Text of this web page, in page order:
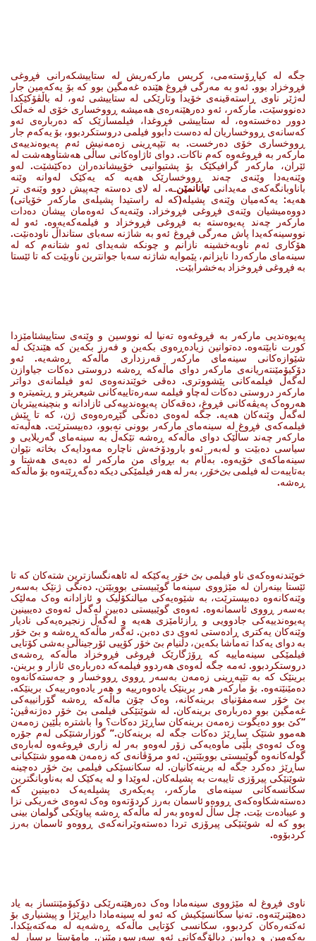
جگە لە کیاڕۆستەمی، کریس مارکەریش لە ستاییشکەرانی فڕوغی
فڕوخزاد بوو. ئەو بە مەرگی فڕوغ هێندە غەمگین بوو کە بۆ یەکەمین جار
لەژێر ناوی ڕاستەقینەی خۆیدا وتارێكی لە ستاییشی ئەو، لە باڵڤۆکێکدا
دەنووسێت. مارکەر، ئەو دەرهێنەرەی هەمیشە ڕووخساری خۆی لە خەڵک
دوور دەخستەوە، لە ستاییشی فڕوغدا، فیلمسازێک کە دەربارەی ئەو
کەسانەی ڕووخساریان لە دەست دابوو فیلمی دروستکردبوو، بۆ یەکەم جار
ڕووخساری خۆی دەرخست. بە تێپەڕینی زەمەنیش ئەم پەیوەندییەی
مارکەر بە فڕوغەوە کەم ناکات. دوای ئاژاوەکانی ساڵی هەشتاوهەشت لە
ئێران، مارکەر گرافیکێک بۆ پشتیوانیی خۆپیشاندەران دەکێشێت. لەو
وێنەیەدا وێنەی چەند ڕووخسارێک هەیە کە یەکێک لەوانە وێنە
باناوبانگەکەی مەیدانی تیانانمێن‌ـە. لە لای دەستە چەپیش دوو وێنەی تر
هەیە: یەکەمیان وێنەی پشیلە(کە لە راستیدا پشیلەی مارکەر خۆیاتی)
دووەمیشیان وێنەی فڕوغی فڕوخزاد. وێنەیەک ئەوەمان پیشان دەدات
مارکەر چەند پەیوەستە بە فڕوغی فڕوخزاد و فیلمەکەیەوە. ئەو لە
نووسینەکەیدا پاش مەرگی فڕوغ ئەو بە شاژنە سەبای ستانداڵ ناودەنێت.
هۆکاری ئەم ناوبەخشینە نازانم و چونکە شەیدای ئەو شتانەم کە لە
سینەمای مارکەردا نایزانم، پێموایە شاژنە سەبا جوانترین ناوبێت کە تا ئێستا
بە فڕوغی فڕوخزاد بەخشرابێت.
پەیوەندیی مارکەر بە فڕوغەوە تەنیا لە نووسین و وێنەی ستاییشئامێزدا
کورت نابێتەوە. دەتوانین زیادەڕەوی بکەین و فەرز بکەین کە هێندێک لە
شێوازەکانی سینەمای مارکەر قەرزداری ماڵەکە ڕەشەیە. ئەو
دۆکیۆمێنتەریانەی مارکەر دوای ماڵەکە ڕەشە دروستی دەکات جیاوازن
لەگەڵ فیلمەکانی پێشووتری. دەقی خوێندنەوەی ئەو فیلمانەی دواتر
مارکەر دروستی دەکات لەچاو فیلمە سەرەتاییەکانی شیعریتر و ڕیتمیترە و
هەروەک پەیڤەکانی فڕوغ، دەقەکان پەیوەندییەکی ئازادانە و بنچینەییتریان
لەگەڵ وێنەکان هەیە. جگە لەوەی دەنگی گێڕەرەوەی ژن، کە تا پێش
فیلمەکەی فڕوغ لە سینەمای مارکەر بوونی نەبوو، دەبیسترێت. هەڵبەتە
مارکەر چەند ساڵێک دوای ماڵەکە ڕەشە تێکەڵ بە سینەمای گەریلایی و
سیاسی دەبێت و لەبەر ئەو بارودۆخەش ناچارە مەودایەک بخاتە نێوان
سینەماکەی خۆیەوە. بەڵام بە بڕوای من مارکەر لە دەیەی هەشتا و
بەتایبەت لە فیلمی بێ‌خۆر ، بەر لە هەر فیلمێکی دیکە دەگەڕێتەوە بۆ ماڵەکە
ڕەشە.
خوێندنەوەکەی ناو فیلمیبێ خۆر یەکێکە لە ئاهەنگسازترین شتەکان کە تا
ئێستا بینەران لە مێژووی سینەما گوێبیستی بووبێتن. دەنگی ژنێک بەسەر
وێنەکانەوە دەبیسترێت، بە شێوەیەکی میالنکۆڵیک و ئازادانە وەک مەلێک
بەسەر ڕووی ئاسمانەوە. ئەوەی گوێبیستی دەبین لەگەڵ ئەوەی دەیبینین
پەیوەندییەکی جادوویی و ڕازئامێزی هەیە و لەگەڵ زنجیرەیەکی نادیار
وێنەکان یەکتری ڕادەستی ئەوی دی دەبن. ئەگەر ماڵەکە ڕەشە و بێ خۆر
بە دوای یەکدا تەماشا بکەین، دڵنیام بێ خۆر کۆپیی ئۆرجیناڵی بەشی کۆتایی
فیلمێکی سینەماییە کە ڕۆژگارێک فڕوغی فڕوخزاد ماڵەکە ڕەشەی
دروستکردبوو. ئەمە جگە لەوەی هەردوو فیلمەکە دەربارەی ئازار و برینن.
برینێک کە بە تێپەڕینی زەمەن بەسەر ڕووی ڕووخسار و جەستەکانەوە
دەمێنێتەوە. بۆ مارکەر هەر برینێک یادەوەرییە و هەر یادەوەرییەک برینێکە.
بێ خۆر سەمفۆنیای برینەکانە، وەک چۆن ماڵەکە ڕەشە گۆرانییەکی
غەمگین بوو دەربارەی برینەکان. لە شوێنێکی فیلمی بێ خۆر دەژنەڤین:
“کێ بوو دەیگوت زەمەن برینەکان ساڕێژ دەکات؟ وا باشترە بڵێین زەمەن
هەموو شتێک ساڕێژ دەکات جگە لە برینەکان.” گوزارشتێکی لەم جۆرە
وەک ئەوەی بڵێی ماوەیەکی زۆر لەوەو بەر لە زاری فڕوغەوە لەبارەی
گولەکانەوە گوێبیستی بووبێتین. ئەو مرۆڤانەی کە زەمەن هەموو شتێکیانی
ساڕێژ دەکرد جگە لە برینەکانیان. لە سکانسێکی فیلمی بێ خۆر دەچینە
شوێنێکی پیرۆزی تایبەت بە پشیلەکان. لەوێدا و لە یەکێک لە بەناوبانگترین
سکانسەکانی سینەمای مارکەر، پەیکەری پشیلەیەک دەبینین کە
دەستەشکاوەکەی ڕووەو ئاسمان بەرز کردۆتەوە وەک ئەوەی خەریکی نزا
و عیبادەت بێت. چل ساڵ لەوەو بەر لە ماڵەکە ڕەشە پیاوێکی گولمان بینی
بوو کە لە شوێنێکی پیرۆزی تردا دەستەوێرانەکەی ڕووەو ئاسمان بەرز
کردبۆوە.
ناوی فڕوغ لە مێژووی سینەمادا وەک دەرهێنەرێکی دۆکیۆمێنتساز بە یاد
دەهێنرێتەوە. تەنیا سکانسێکیش کە ئەو لە سینەمادا دایڕێژا و پیشنیاری بۆ
ئەکتەرەکان کردبوو، سکانسی کۆتایی ماڵەکە ڕەشەیە لە مەکتەبێکدا.
یەکەمین و دوایین دیالۆگەکانی ئەو سەرسوڕمێنن. مامۆستا پرسیار لە